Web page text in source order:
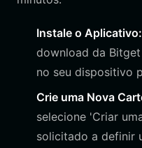
Instale o Aplicativo:
download da
no seu dispositivo
Crie uma Nova
selecione 'Criar
solicitado a definir